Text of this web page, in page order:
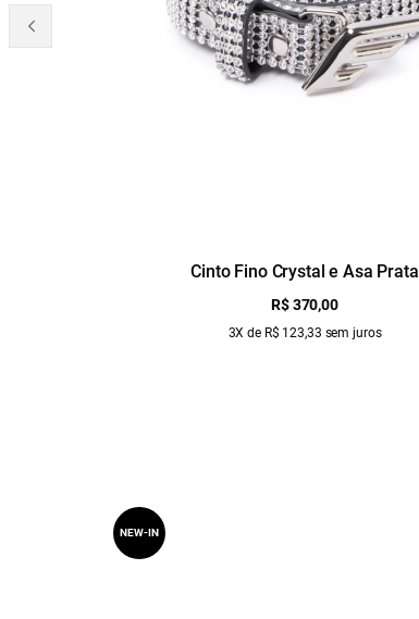
Cinto Fino Crystal e Asa Prata
R$ 370,00
3X de R$ 123,33 sem juros
NEW-IN